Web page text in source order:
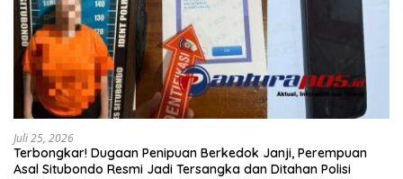
Juli 25, 2026
Terbongkar! Dugaan Penipuan Berkedok Janji, Perempuan
Asal Situbondo Resmi Jadi Tersangka dan Ditahan Polisi